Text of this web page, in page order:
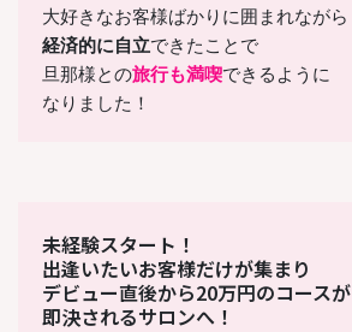
大好きなお客様ばかりに囲まれながら
経済的に自立できたことで
旦那様との旅行も満喫できるように
なりました！
未経験スタート！
出逢いたいお客様だけが集まり
デビュー直後から20万円のコースが
即決されるサロンへ！